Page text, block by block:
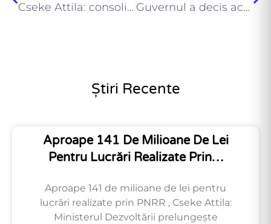
Cseke Attila: consolidăm seismic Palatul Dacia din Lipscani, școli, blocuri… Guvernul a decis actualizarea chiriilor pentru anumite locuințe de stat…
Știri Recente
Aproape 141 De Milioane De Lei
Pentru Lucrări Realizate Prin…
Aproape 141 de milioane de lei pentru
lucrări realizate prin PNRR , Cseke Attila:
Ministerul Dezvoltării prelungește